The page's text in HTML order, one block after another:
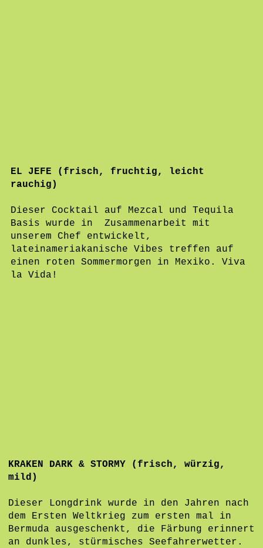
EL JEFE (frisch, fruchtig, leicht
rauchig)
Dieser Cocktail auf Mezcal und Tequila
Basis wurde in Zusammenarbeit mit
unserem Chef entwickelt,
lateinameriakanische Vibes treffen auf
einen roten Sommermorgen in Mexiko. Viva
la Vida!
KRAKEN DARK & STORMY (frisch, würzig,
mild)
Dieser Longdrink wurde in den Jahren nach
dem Ersten Weltkrieg zum ersten mal in
Bermuda ausgeschenkt, die Färbung erinnert
an dunkles, stürmisches Seefahrerwetter.